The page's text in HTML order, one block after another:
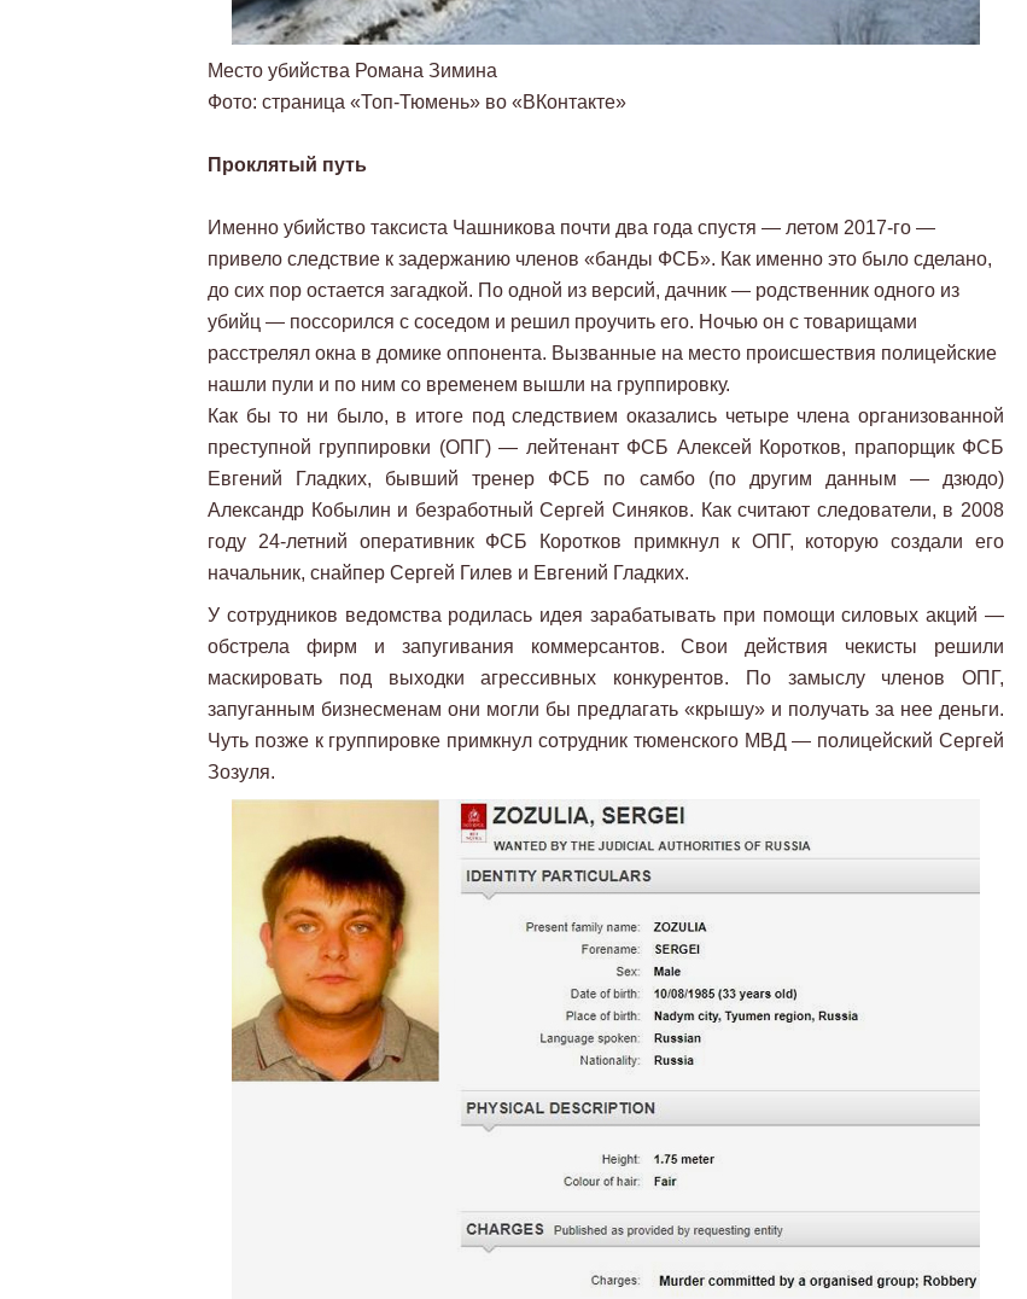
Место убийства Романа Зимина
Фото: страница «Топ-Тюмень» во «ВКонтакте»
Проклятый путь
Именно убийство таксиста Чашникова почти два года спустя — летом 2017-го —
привело следствие к задержанию членов «банды ФСБ». Как именно это было сделано,
до сих пор остается загадкой. По одной из версий, дачник — родственник одного из
убийц — поссорился с соседом и решил проучить его. Ночью он с товарищами
расстрелял окна в домике оппонента. Вызванные на место происшествия полицейские
нашли пули и по ним со временем вышли на группировку.
Как бы то ни было, в итоге под следствием оказались четыре члена организованной
преступной группировки (ОПГ) — лейтенант ФСБ Алексей Коротков, прапорщик ФСБ
Евгений Гладких, бывший тренер ФСБ по самбо (по другим данным — дзюдо)
Александр Кобылин и безработный Сергей Синяков. Как считают следователи, в 2008
году 24-летний оперативник ФСБ Коротков примкнул к ОПГ, которую создали его
начальник, снайпер Сергей Гилев и Евгений Гладких.
У сотрудников ведомства родилась идея зарабатывать при помощи силовых акций —
обстрела фирм и запугивания коммерсантов. Свои действия чекисты решили
маскировать под выходки агрессивных конкурентов. По замыслу членов ОПГ,
запуганным бизнесменам они могли бы предлагать «крышу» и получать за нее деньги.
Чуть позже к группировке примкнул сотрудник тюменского МВД — полицейский Сергей
Зозуля.